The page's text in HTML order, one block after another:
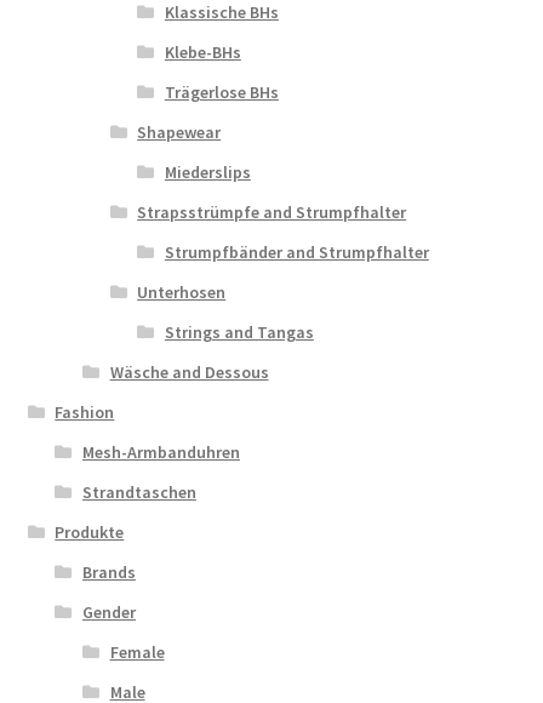
Klassische BHs
Klebe-BHs
Trägerlose BHs
Shapewear
Miederslips
Strapsstrümpfe and Strumpfhalter
Strumpfbänder and Strumpfhalter
Unterhosen
Strings and Tangas
Wäsche and Dessous
Fashion
Mesh-Armbanduhren
Strandtaschen
Produkte
Brands
Gender
Female
Male